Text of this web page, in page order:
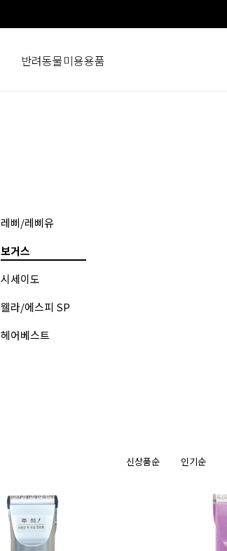
반려동물미용용품
레삐/레삐유
보거스
시세이도
웰라/에스피 SP
헤어베스트
신상품순 인기순